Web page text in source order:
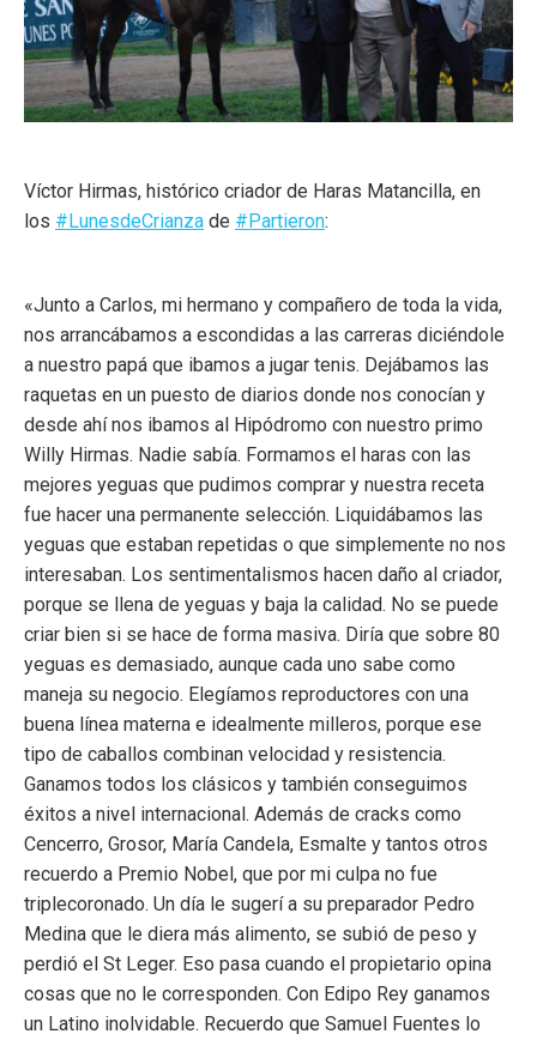
Víctor Hirmas, histórico criador de Haras Matancilla, en
los #LunesdeCrianza de #Partieron:
«Junto a Carlos, mi hermano y compañero de toda la vida,
nos arrancábamos a escondidas a las carreras diciéndole
a nuestro papá que ibamos a jugar tenis. Dejábamos las
raquetas en un puesto de diarios donde nos conocían y
desde ahí nos ibamos al Hipódromo con nuestro primo
Willy Hirmas. Nadie sabía. Formamos el haras con las
mejores yeguas que pudimos comprar y nuestra receta
fue hacer una permanente selección. Liquidábamos las
yeguas que estaban repetidas o que simplemente no nos
interesaban. Los sentimentalismos hacen daño al criador,
porque se llena de yeguas y baja la calidad. No se puede
criar bien si se hace de forma masiva. Diría que sobre 80
yeguas es demasiado, aunque cada uno sabe como
maneja su negocio. Elegíamos reproductores con una
buena línea materna e idealmente milleros, porque ese
tipo de caballos combinan velocidad y resistencia.
Ganamos todos los clásicos y también conseguimos
éxitos a nivel internacional. Además de cracks como
Cencerro, Grosor, María Candela, Esmalte y tantos otros
recuerdo a Premio Nobel, que por mi culpa no fue
triplecoronado. Un día le sugerí a su preparador Pedro
Medina que le diera más alimento, se subió de peso y
perdió el St Leger. Eso pasa cuando el propietario opina
cosas que no le corresponden. Con Edipo Rey ganamos
un Latino inolvidable. Recuerdo que Samuel Fuentes lo